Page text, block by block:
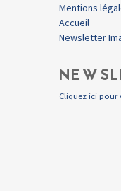
Mentions
Accueil
Newsletter
Cliquez ici pour